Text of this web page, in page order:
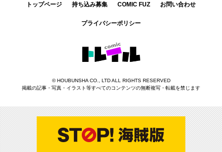
トップページ 持ち込み募集 COMIC FUZ お問い合わせ
プライバシーポリシー
コミックトレイル
©HOUBUNSHA CO., LTDALL RIGHTS RESERVED
掲載の記事・写真・イラスト等すべてのコンテンツの無断複写・転載を禁じます